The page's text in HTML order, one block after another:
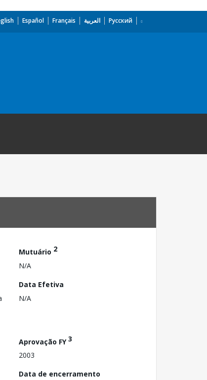
Español Français العربية Русский
Mutuário 2
N/A
Data Efetiva
N/A
Aprovação FY3
2003
Data de encerramento